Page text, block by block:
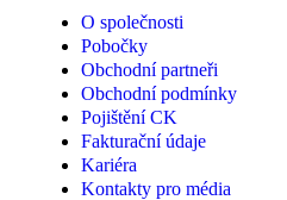
O společnosti
Pobočky
Obchodní partneři
Obchodní podmínky
Pojištění CK
Fakturační údaje
Kariéra
Kontakty pro média